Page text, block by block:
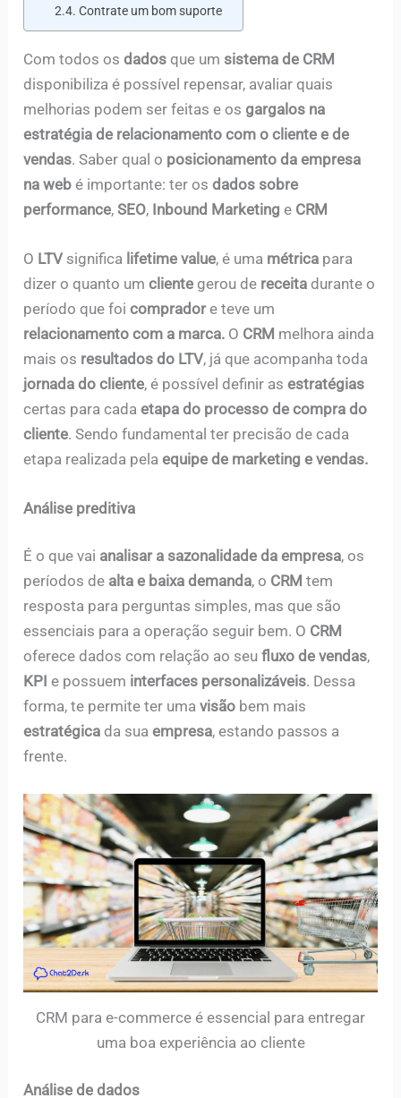
Contrate um bom suporte
Com todos osdadosque um sistema de CRM
disponibiliza é possível repensar, avaliar quais
melhorias podem ser feitas e os gargalos na
estratégia de relacionamento com o cliente e de
vendas. Saber qual o posicionamento da empresa
na web é importante: ter osdados sobre
performance,SEO, Inbound Marketinge CRM
O LTV significa lifetime value, é uma métrica para
dizer o quanto umcliente gerou de receitadurante o
período que foicompradore teve um
relacionamento com a marca. O CRM melhora ainda
mais os resultados do LTV, já que acompanha toda
jornada do cliente, é possível definir asestratégias
certas para cadaetapa do processo de compra do
cliente. Sendo fundamental ter precisão de cada
etapa realizada pelaequipe de marketing e vendas.
Análise preditiva
É o que vai analisar a sazonalidade da empresa, os
períodos de alta e baixa demanda, o CRMtem
resposta para perguntas simples, mas que são
essenciais para a operação seguir bem. O CRM
oferece dados com relação ao seufluxo de vendas,
KPIe possuem interfaces personalizáveis. Dessa
forma, te permite ter umavisão bem mais
estratégicada suaempresa, estando passos a
frente.
CRM para e-commerce é essencial para entregar
uma boa experiência ao cliente
Análise de dados